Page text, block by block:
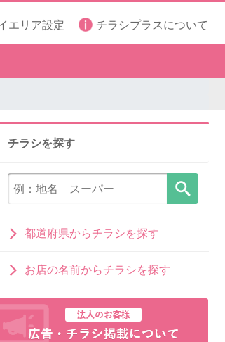
エリア設定 チラシプラスについて
チラシを探す
都道府県からチラシを探す
お店の名前からチラシを探す